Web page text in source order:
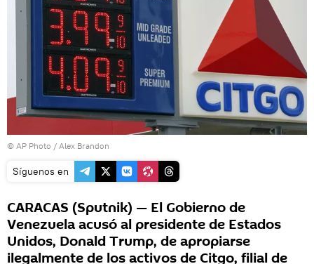
© AP Photo / Alex Brandon
Síguenos en
CARACAS (Sputnik) — El Gobierno de
Venezuela acusó al presidente de Estados
Unidos, Donald Trump, de apropiarse
ilegalmente de los activos de Citgo, filial de